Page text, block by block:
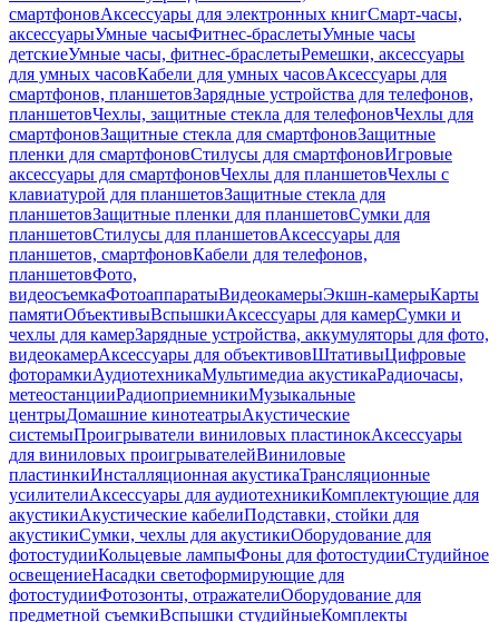
смартфоновАксессуары для электронных книгСмарт-часы,
аксессуарыУмные часыФитнес-браслетыУмные часы
детскиеУмные часы, фитнес-браслетыРемешки, аксессуары
для умных часовКабели для умных часовАксессуары для
смартфонов, планшетовЗарядные устройства для телефонов,
планшетовЧехлы, защитные стекла для телефоновЧехлы для
смартфоновЗащитные стекла для смартфоновЗащитные
пленки для смартфоновСтилусы для смартфоновИгровые
аксессуары для смартфоновЧехлы для планшетовЧехлы с
клавиатурой для планшетовЗащитные стекла для
планшетовЗащитные пленки для планшетовСумки для
планшетовСтилусы для планшетовАксессуары для
планшетов, смартфоновКабели для телефонов,
планшетовФото,
видеосъемкаФотоаппаратыВидеокамерыЭкшн-камерыКарты
памятиОбъективыВспышкиАксессуары для камерСумки и
чехлы для камерЗарядные устройства, аккумуляторы для фото,
видеокамерАксессуары для объективовШтативыЦифровые
фоторамкиАудиотехникаМультимедиа акустикаРадиочасы,
метеостанцииРадиоприемникиМузыкальные
центрыДомашние кинотеатрыАкустические
системыПроигрыватели виниловых пластинокАксессуары
для виниловых проигрывателейВиниловые
пластинкиИнсталляционная акустикаТрансляционные
усилителиАксессуары для аудиотехникиКомплектующие для
акустикиАкустические кабелиПодставки, стойки для
акустикиСумки, чехлы для акустикиОборудование для
фотостудииКольцевые лампыФоны для фотостудииСтудийное
освещениеНасадки светоформирующие для
фотостудииФотозонты, отражателиОборудование для
предметной съемкиВспышки студийныеКомплекты